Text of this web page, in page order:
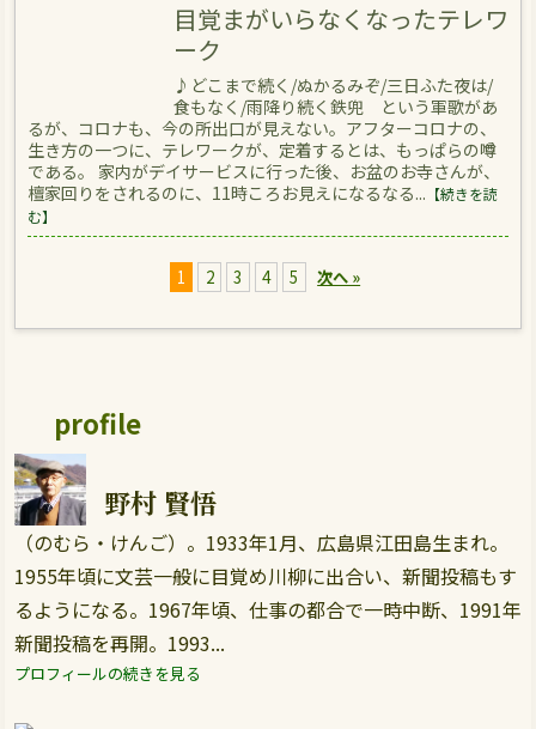
目覚まがいらなくなったテレワ
ーク
♪どこまで続く/ぬかるみぞ/三日ふた夜は/
食もなく/雨降り続く鉄兜 という軍歌があ
るが、コロナも、今の所出口が見えない。アフターコロナの、
生き方の一つに、テレワークが、定着するとは、もっぱらの噂
である。 家内がデイサービスに行った後、お盆のお寺さんが、
檀家回りをされるのに、11時ころお見えになるなる... 【続きを読
む】
1 2 3 4 5 次へ »
profile
野村 賢悟
（のむら・けんご）。1933年1月、広島県江田島生まれ。
1955年頃に文芸一般に目覚め川柳に出合い、新聞投稿もす
るようになる。1967年頃、仕事の都合で一時中断、1991年
新聞投稿を再開。1993...
プロフィールの続きを見る